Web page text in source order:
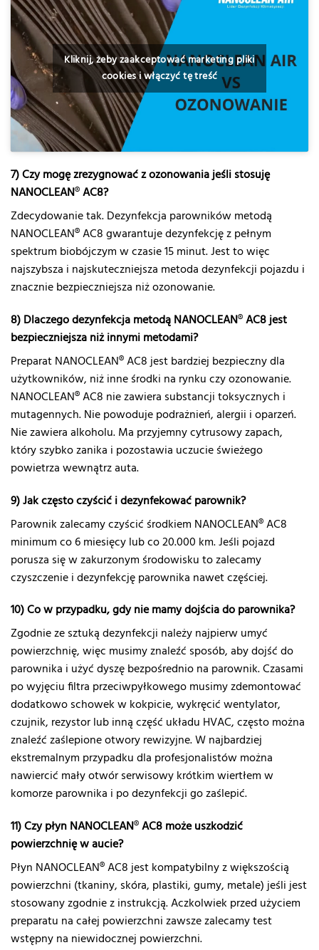
Kliknij, żeby zaakceptować marketing pliki
cookies i włączyć tę treść
7) Czy mogę zrezygnować z ozonowania jeśli stosuję
NANOCLEAN®AC8?
Zdecydowanie tak. Dezynfekcja parowników metodą
NANOCLEAN® AC8 gwarantuje dezynfekcję z pełnym
spektrum biobójczym w czasie 15 minut. Jest to więc
najszybsza i najskuteczniejsza metoda dezynfekcji pojazdu i
znacznie bezpieczniejsza niż ozonowanie.
8) Dlaczego dezynfekcja metodą NANOCLEAN®AC8 jest
bezpieczniejsza niż innymi metodami?
Preparat NANOCLEAN® AC8 jest bardziej bezpieczny dla
użytkowników, niż inne środki na rynku czy ozonowanie.
NANOCLEAN® AC8 nie zawiera substancji toksycznych i
mutagennych. Nie powoduje podrażnień, alergii i oparzeń.
Nie zawiera alkoholu. Ma przyjemny cytrusowy zapach,
który szybko zanika i pozostawia uczucie świeżego
powietrza wewnątrz auta.
9) Jak często czyścić i dezynfekować parownik?
Parownik zalecamy czyścić środkiem NANOCLEAN® AC8
minimum co 6 miesięcy lub co 20.000 km. Jeśli pojazd
porusza się w zakurzonym środowisku to zalecamy
czyszczenie i dezynfekcję parownika nawet częściej.
10) Co w przypadku, gdy nie mamy dojścia do parownika?
Zgodnie ze sztuką dezynfekcji należy najpierw umyć
powierzchnię, więc musimy znaleźć sposób, aby dojść do
parownika i użyć dyszę bezpośrednio na parownik. Czasami
po wyjęciu filtra przeciwpyłkowego musimy zdemontować
dodatkowo schowek w kokpicie, wykręcić wentylator,
czujnik, rezystor lub inną część układu HVAC, często można
znaleźć zaślepione otwory rewizyjne. W najbardziej
ekstremalnym przypadku dla profesjonalistów można
nawiercić mały otwór serwisowy krótkim wiertłem w
komorze parownika i po dezynfekcji go zaślepić.
11) Czy płyn NANOCLEAN®AC8 może uszkodzić
powierzchnię w aucie?
Płyn NANOCLEAN® AC8 jest kompatybilny z większością
powierzchni (tkaniny, skóra, plastiki, gumy, metale) jeśli jest
stosowany zgodnie z instrukcją. Aczkolwiek przed użyciem
preparatu na całej powierzchni zawsze zalecamy test
wstępny na niewidocznej powierzchni.